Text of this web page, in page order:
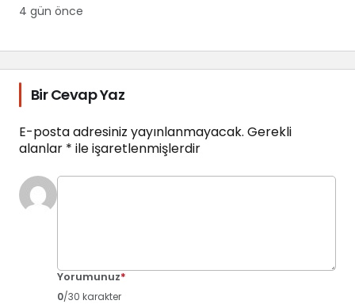
4 gün önce
Bir Cevap Yaz
E-posta adresiniz yayınlanmayacak. Gerekli
alanlar * ile işaretlenmişlerdir
Yorumunuz*
0/30 karakter